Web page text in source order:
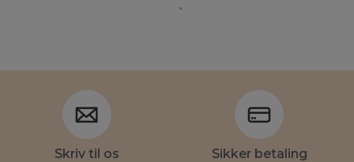
Skriv til os Sikker betaling